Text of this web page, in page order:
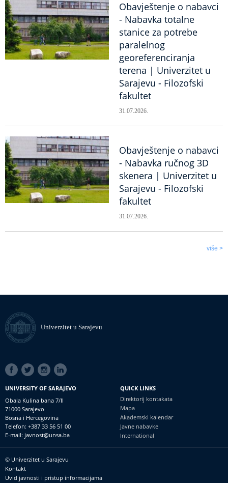
Obavještenje o nabavci
- Nabavka totalne
stanice za potrebe
paralelnog
georeferenciranja
terena | Univerzitet u
Sarajevu - Filozofski
fakultet
31.07.2026.
Obavještenje o nabavci
- Nabavka ručnog 3D
skenera | Univerzitet u
Sarajevu - Filozofski
fakultet
31.07.2026.
više >
Univerzitet u Sarajevu
SOCIAL
LINKS
UNIVERSITY OF SARAJEVO
Obala Kulina bana 7/II
71000 Sarajevo
Bosna i Hercegovina
Telefon: +387 33 56 51 00
E-mail: javnost@unsa.ba
QUICK LINKS
Direktorij kontakata
Mapa
Akademski kalendar
Javne nabavke
International
Footer
meni
© Univerzitet u Sarajevu
Kontakt
Uvid javnosti i pristup informacijama